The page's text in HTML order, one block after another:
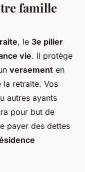
famille
, le 3e pilier
vie. Il protège
versement en
retraite. Vos
autres ayants
pour but de
payer des dettes